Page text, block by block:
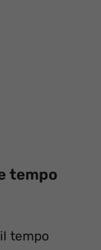
tempo
tempo